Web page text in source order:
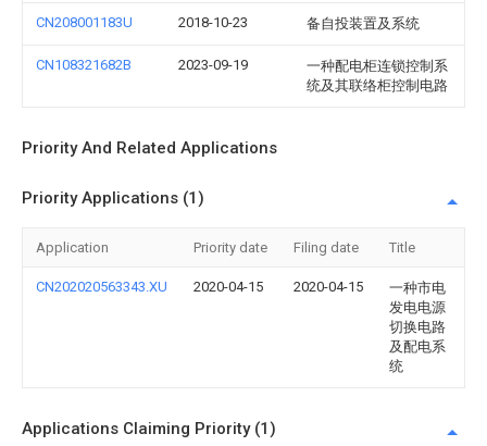
CN208001183U 2018-10-23 备自投装置及系统
CN108321682B 2023-09-19
一种配电柜连锁控制系
统及其联络柜控制电路
Priority And Related Applications
Priority Applications (1)
Application Priority date Filing date Title
CN202020563343.XU 2020-04-15 2020-04-15
一种市电
发电电源
切换电路
及配电系
统
Applications Claiming Priority (1)